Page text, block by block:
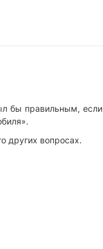
бы правильным,
других вопросах.